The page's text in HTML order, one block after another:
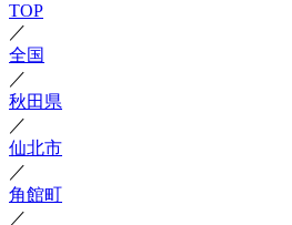
TOP
／
全国
／
秋田県
／
仙北市
／
角館町
／